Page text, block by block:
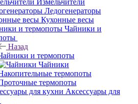
Измельчители
Ледогенераторы
Кухонные весы
Чайники и
Назад
и термопоты
Чайники
термопоты
термопоты
Аксессуары для